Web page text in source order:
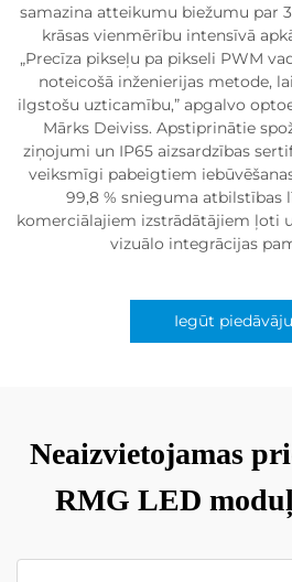
samazina atteikumu biežumu par
krāsas vienmērību intensīvā
„Precīza pikseļu pa pikseli PWM
noteicošā inženierijas metode,
ilgstošu uzticamību,” apgalvo
Mārks Deiviss. Apstiprinātie
ziņojumi un IP65 aizsardzības
veiksmīgi pabeigtiem
99,8 % snieguma atbilstības
komerciālajiem izstrādātājiem ļoti
vizuālo integrācijas
Iegūt
Neaizvietojamas
RMG LED